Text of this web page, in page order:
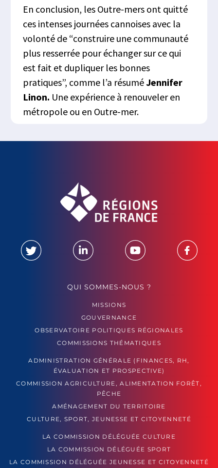
En conclusion, les Outre-mers ont quitté
ces intenses journées cannoises avec la
volonté de “construire une communauté
plus resserrée pour échanger sur ce qui
est fait et dupliquer les bonnes
pratiques”, comme l’a résuméJennifer
Linon. Une expérience à renouveler en
métropole ou en Outre-mer.
QUI SOMMES-NOUS ?
MISSIONS
GOUVERNANCE
OBSERVATOIRE POLITIQUES RÉGIONALES
COMMISSIONS THÉMATIQUES
ADMINISTRATION GÉNÉRALE (FINANCES, RH,
ÉVALUATION ET PROSPECTIVE)
COMMISSION AGRICULTURE, ALIMENTATION FORÊT,
PÊCHE
AMÉNAGEMENT DU TERRITOIRE
CULTURE, SPORT, JEUNESSE ET CITOYENNETÉ
LA COMMISSION DÉLÉGUÉE CULTURE
LA COMMISSION DÉLÉGUÉE SPORT
LA COMMISSION DÉLÉGUÉE JEUNESSE ET CITOYENNETÉ